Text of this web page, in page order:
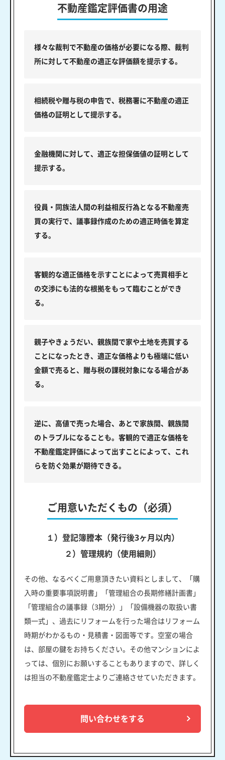
不動産鑑定評価書の用途
様々な裁判で不動産の価格が必要になる際、裁判
所に対して不動産の適正な評価額を提示する。
相続税や贈与税の申告で、税務署に不動産の適正
価格の証明として提示する。
金融機関に対して、適正な担保価値の証明として
提示する。
役員・同族法人間の利益相反行為となる不動産売
買の実行で、議事録作成のための適正時価を算定
する。
客観的な適正価格を示すことによって売買相手と
の交渉にも法的な根拠をもって臨むことができ
る。
親子やきょうだい、親族間で家や土地を売買する
ことになったとき、適正な価格よりも極端に低い
金額で売ると、贈与税の課税対象になる場合があ
る。
逆に、高値で売った場合、あとで家族間、親族間
のトラブルになることも。客観的で適正な価格を
不動産鑑定評価によって出すことによって、これ
らを防ぐ効果が期待できる。
ご用意いただくもの（必須）
１）登記簿謄本（発行後3ヶ月以内）
２）管理規約（使用細則）
その他、なるべくご用意頂きたい資料としまして、「購
入時の重要事項説明書」「管理組合の長期修繕計画書」
「管理組合の議事録（3期分）」「設備機器の取扱い書
類一式」、過去にリフォームを行った場合はリフォーム
時期がわかるもの・見積書・図面等です。空室の場合
は、部屋の鍵をお持ちください。その他マンションによ
っては、個別にお願いすることもありますので、詳しく
は担当の不動産鑑定士よりご連絡させていただきます。
問い合わせをする